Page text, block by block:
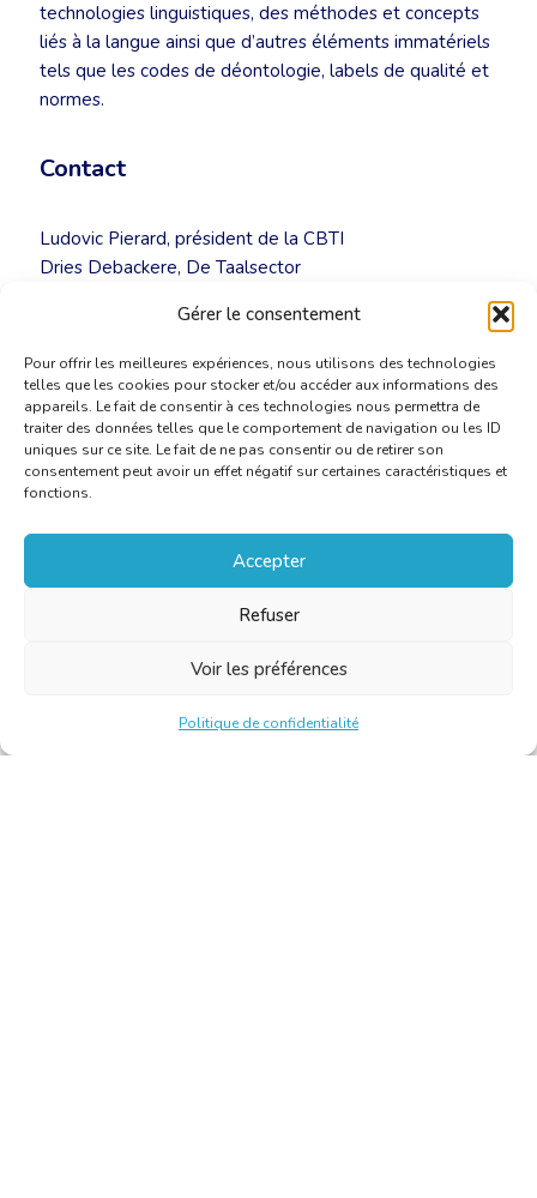
Gérer le consentement
Pour offrir les meilleures expériences, nous utilisons des technologies
telles que les cookies pour stocker et/ou accéder aux informations des
appareils. Le fait de consentir à ces technologies nous permettra de
traiter des données telles que le comportement de navigation ou les ID
uniques sur ce site. Le fait de ne pas consentir ou de retirer son
consentement peut avoir un effet négatif sur certaines caractéristiques et
fonctions.
Accepter
Refuser
Voir les préférences
Politique de confidentialité
technologies linguistiques, des méthodes et concepts
liés à la langue ainsi que d’autres éléments immatériels
tels que les codes de déontologie, labels de qualité et
normes.
Contact
Ludovic Pierard, président de la CBTI
Dries Debackere, De Taalsector